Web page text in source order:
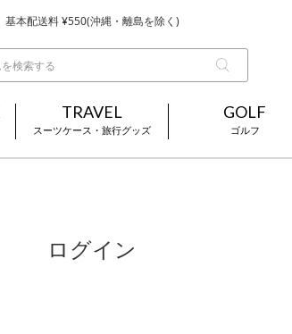
基本配送料 ¥550(沖縄・離島を除く)
TRAVEL
スーツケース・旅行グッズ
GOLF
ゴルフ
ログイン